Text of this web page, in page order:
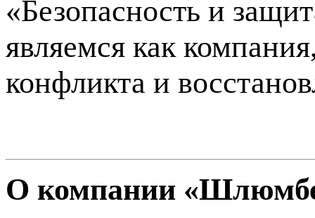
«Безопасность и
являемся как
конфликта и
О компании